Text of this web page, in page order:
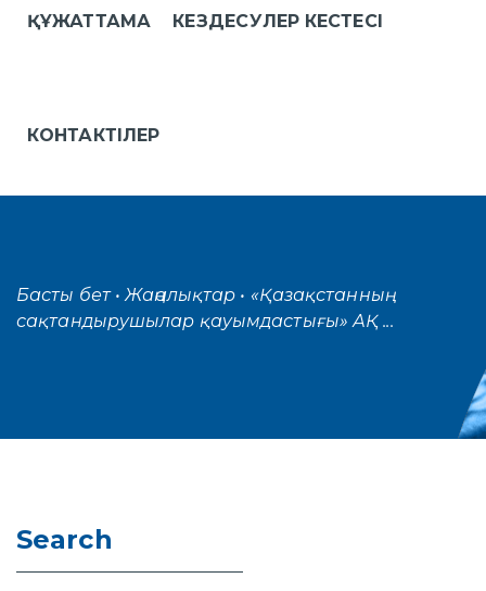
ҚҰЖАТТАМА КЕЗДЕСУЛЕР КЕСТЕСІ
КОНТАКТІЛЕР
Басты бет • Жаңалықтар • «Қазақстанның
сақтандырушылар қауымдастығы» АҚ ...
Search